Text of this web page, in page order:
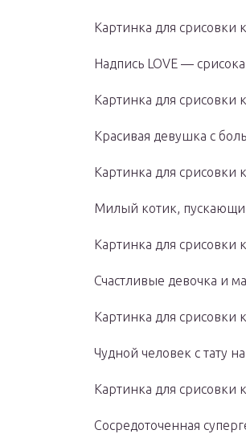
Картинка для срисовки
Надпись LOVE —
Картинка для срисовки
Красивая девушка с
Картинка для срисовки
Милый котик,
Картинка для срисовки
Счастливые девочка и
Картинка для срисовки
Чудной человек с тату
Картинка для срисовки
Сосредоточенная